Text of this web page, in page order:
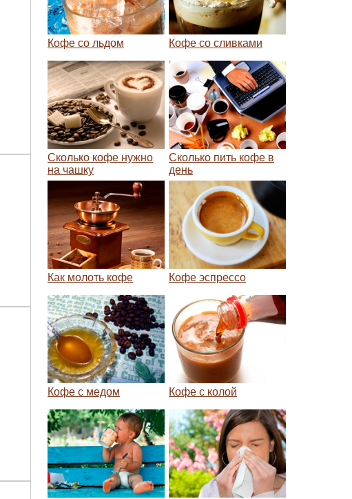
Кофе со льдом Кофе со сливками
Сколько кофе нужно
на чашку
Сколько пить кофе в
день
Как молоть кофе Кофе эспрессо
Кофе с медом Кофе с колой